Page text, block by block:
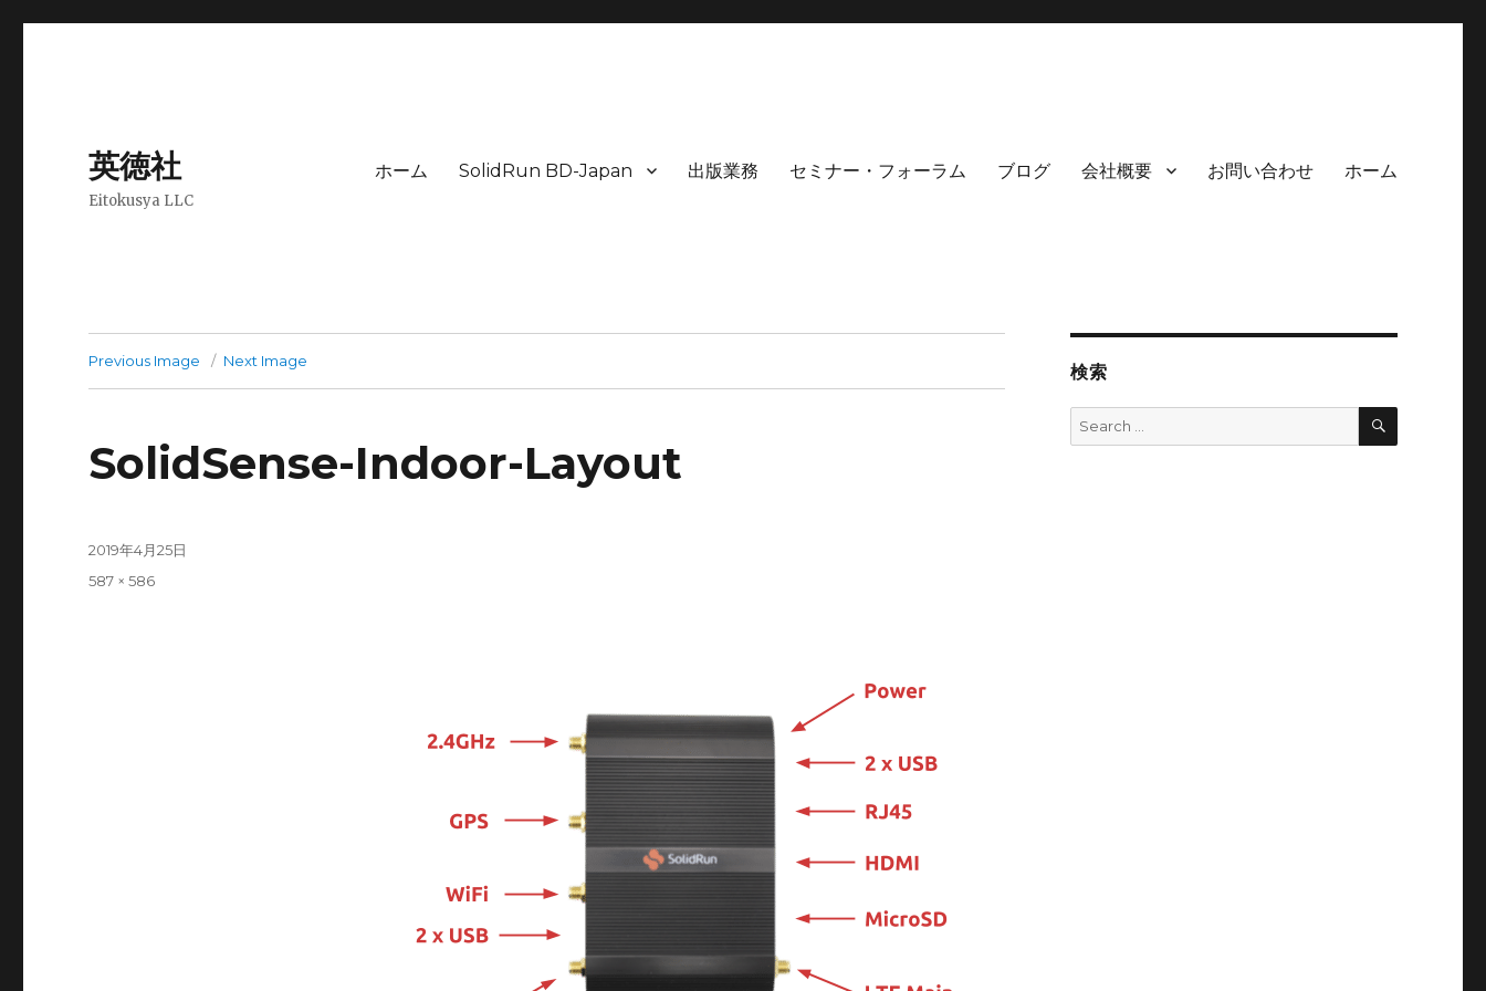
英徳社
Eitokusya LLC
ホーム SolidRun BD-Japan 出版業務 セミナー・フォーラム ブログ 会社概要 お問い合わせ ホーム
Previous Image Next Image
SolidSense-Indoor-Layout
Posted
2019年4月25日
Full
587 × 586
検索
Search
for:
SEARCH